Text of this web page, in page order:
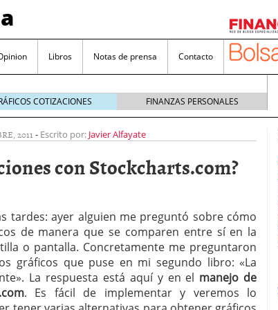
Libros Notas de prensa Contacto
y por qué no hay que perderlas de vista
noviembre 22, 2024
que destacan por sus dividendos constantes
poderosa herramienta para tus inversiones
23, 2024
COTIZACIONES FINANZAS PERSONALES
2011 - Escrito por: Javier Alfayate
con Stockcharts.com?
tardes: ayer alguien me preguntó sobre cómo
de manera que se comparen entre sí en la
o pantalla. Concretamente me preguntaron
gráficos que puse en mi segundo libro: «La
La respuesta está aquí y en el manejo de
. Es fácil de implementar y veremos lo